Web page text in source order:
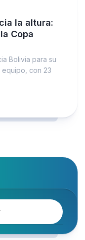
la altura:
Copa
Bolivia para su
equipo, con 23